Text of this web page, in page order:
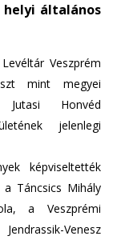
helyi általános
Veszprém
mint megyei
Honvéd
jelenlegi
képviseltették
Táncsics Mihály
a Veszprémi
Venesz